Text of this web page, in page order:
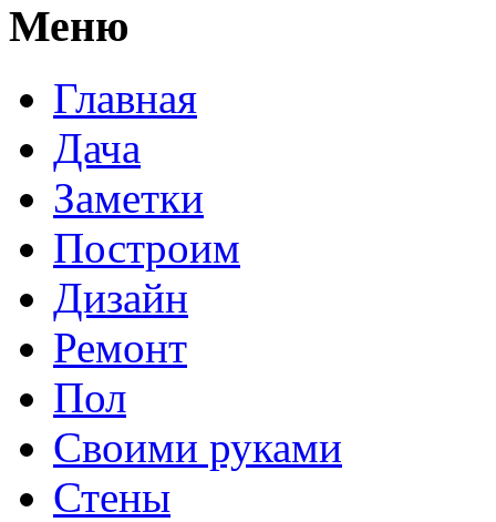
Меню
Главная
Дача
Заметки
Построим
Дизайн
Ремонт
Пол
Своими руками
Стены